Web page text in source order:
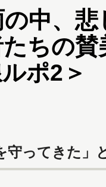
中、
ちの
ポ2＞
守ってきた」